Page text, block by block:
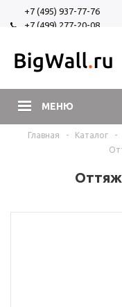
+7 (495) 937-77-76
+7 (499) 277-20-08
МЕНЮ
Главная - Каталог -